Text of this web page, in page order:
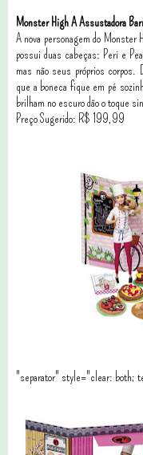
Monster High A Assustadora
A nova personagem do
possui duas cabeças: Peri e
mas não seus próprios
que a boneca fique em pé
brilham no escuro dão o toque
Preço Sugerido: R$ 199,99
"separator" style="clear: both;